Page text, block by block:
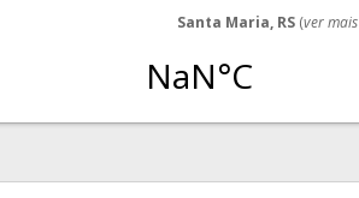
Santa Maria, RS (ver mais